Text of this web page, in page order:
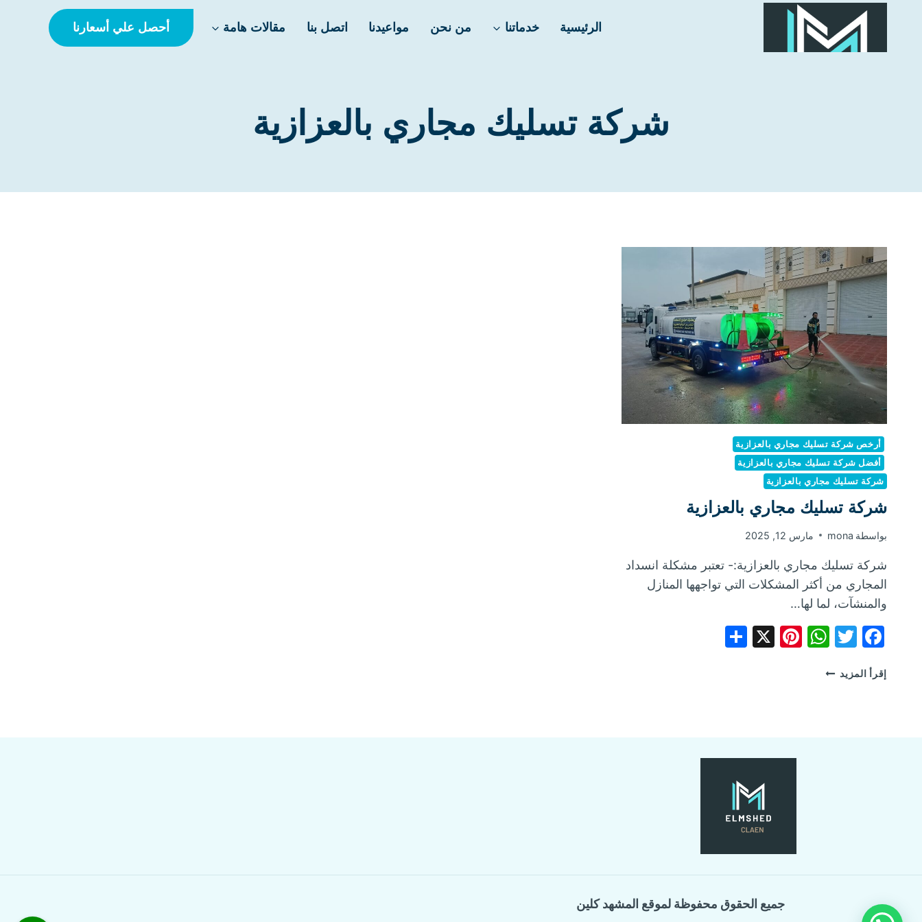
الرئيسية خدماتنا من نحن مواعيدنا اتصل بنا مقالات هامة أحصل علي أسعارنا
شركة تسليك مجاري بالعزازية
أرخص شركة تسليك مجاري بالعزازية
أفضل شركة تسليك مجاري بالعزازية
شركة تسليك مجاري بالعزازية
شركة تسليك مجاري بالعزازية
بواسطة mona مارس 12, 2025
شركة تسليك مجاري بالعزازية:- تعتبر مشكلة انسداد
المجاري من أكثر المشكلات التي تواجهها المنازل
والمنشآت، لما لها…
Facebook
Twitter
WhatsApp
Pinterest
X
إقرأ المزيد شركة
جميع الحقوق محفوظة لموقع المشهد كلين